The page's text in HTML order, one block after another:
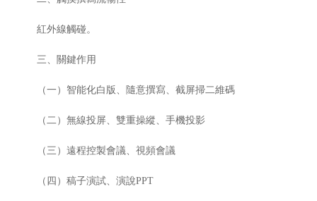
紅外線觸碰。
三、關鍵作用
（一）智能化白版、隨意撰寫、截屏掃二維碼
（二）無線投屏、雙重操縱、手機投影
（三）遠程控製會議、視頻會議
（四）稿子演試、演說PPT